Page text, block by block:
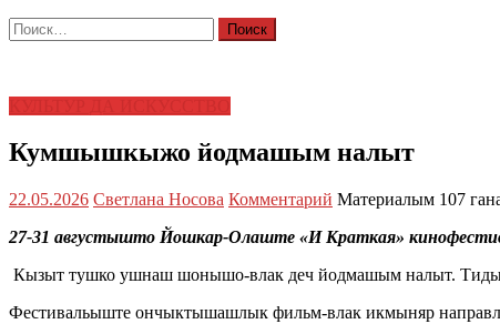
Найти:
Кумшышкыжо йодмашым налыт
22.05.2026 Светлана Носова Комментарий Материалым 107
27-31 августышто Йошкар-Олаште «И Краткая»
Кызыт тушко ушнаш шонышо-влак деч йодмашым налыт.
Фестивальыште ончыктышашлык фильм-влак икмыняр